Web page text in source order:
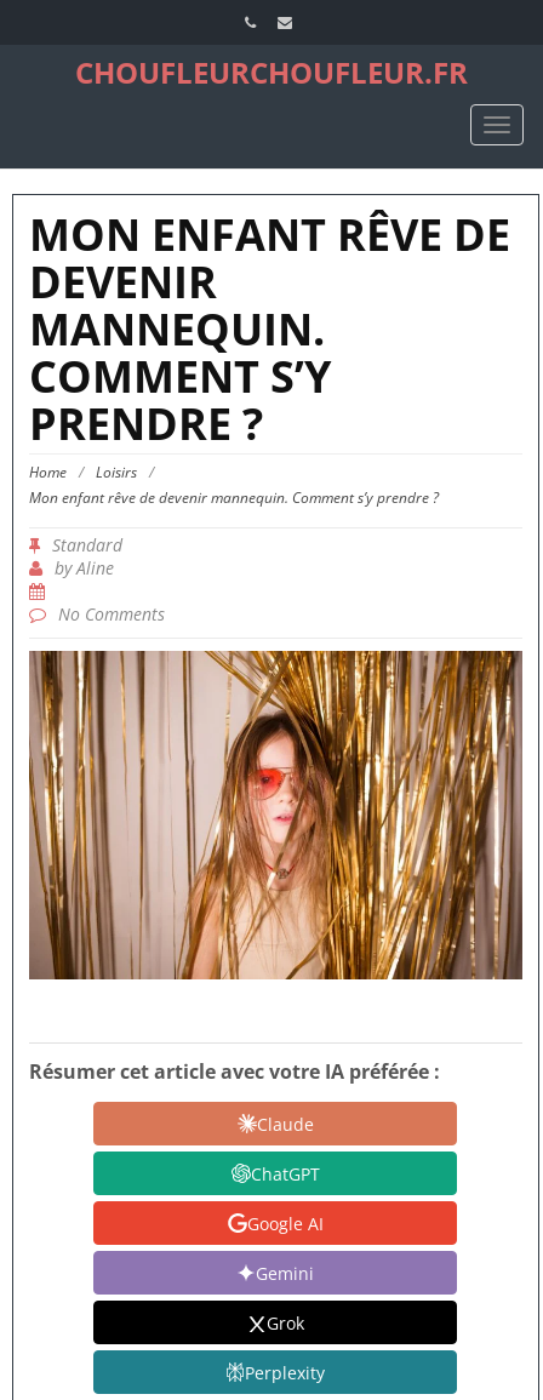
CHOUFLEURCHOUFLEUR.FR
MON ENFANT RÊVE DE
DEVENIR
MANNEQUIN.
COMMENT S’Y
PRENDRE ?
Home / Loisirs /
Mon enfant rêve de devenir mannequin. Comment s’y prendre ?
Standard
byAline
No Comments
Résumer cet article avec votre IA préférée :
Claude
ChatGPT
Google AI
Gemini
Grok
Perplexity